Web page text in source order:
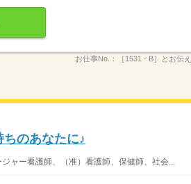
お仕事No.： ［1531 - B］とお伝
のあなたに♪
ャー看護師、（准）看護師、保健師、社会...